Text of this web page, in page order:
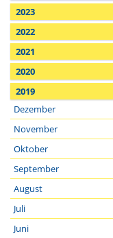
2023
2022
2021
2020
2019
Dezember
November
Oktober
September
August
Juli
Juni